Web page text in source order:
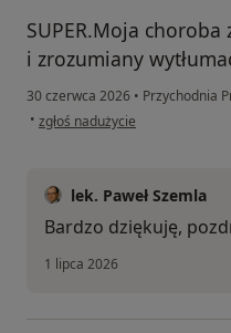
SUPER.Moja
i zrozumiany
30 czerwca 2026 • Przychodnia
• w opinii użytkownika
zgłoś nadużycie
lek. Paweł Szemla
Bardzo dziękuję,
1 lipca 2026